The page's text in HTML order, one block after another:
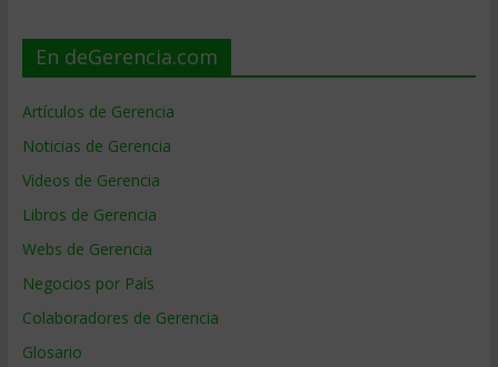
En deGerencia.com
Artículos de Gerencia
Noticias de Gerencia
Videos de Gerencia
Libros de Gerencia
Webs de Gerencia
Negocios por País
Colaboradores de Gerencia
Glosario